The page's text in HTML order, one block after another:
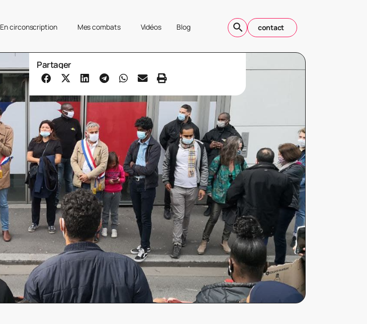
En circonscription Mes combats Vidéos Blog contact
Partager